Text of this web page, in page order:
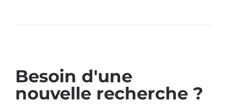
Besoin d'une
nouvelle recherche ?